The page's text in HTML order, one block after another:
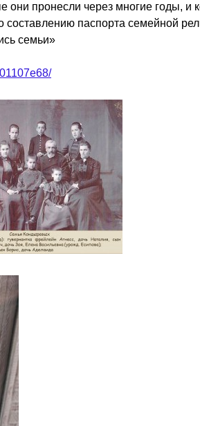
пронесли через многие годы, и
паспорта семейной
семьи»